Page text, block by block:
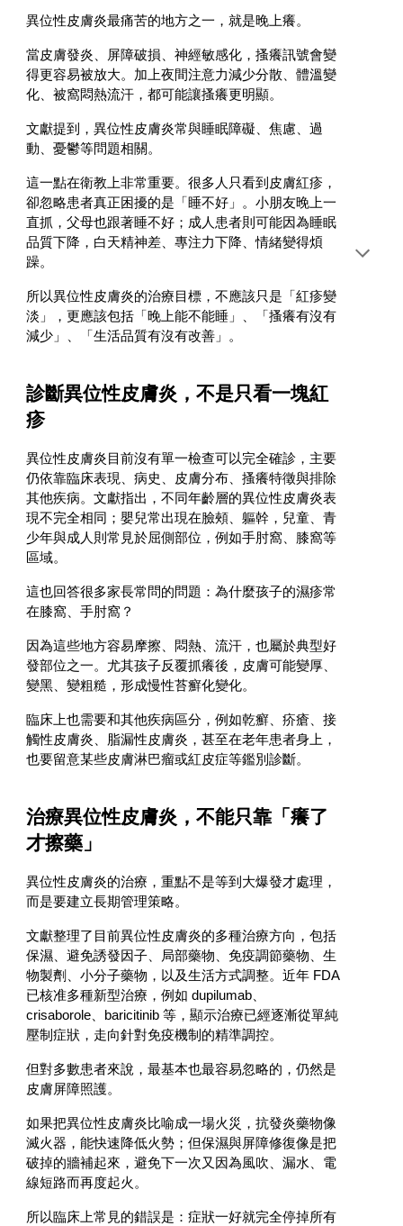
異位性皮膚炎最痛苦的地方之一，就是晚上癢。
當皮膚發炎、屏障破損、神經敏感化，搔癢訊號會變
得更容易被放大。加上夜間注意力減少分散、體溫變
化、被窩悶熱流汗，都可能讓搔癢更明顯。
文獻提到，異位性皮膚炎常與睡眠障礙、焦慮、過
動、憂鬱等問題相關。
這一點在衛教上非常重要。很多人只看到皮膚紅疹，
卻忽略患者真正困擾的是「睡不好」。小朋友晚上一
直抓，父母也跟著睡不好；成人患者則可能因為睡眠
品質下降，白天精神差、專注力下降、情緒變得煩
躁。
所以異位性皮膚炎的治療目標，不應該只是「紅疹變
淡」，更應該包括「晚上能不能睡」、「搔癢有沒有
減少」、「生活品質有沒有改善」。
診斷異位性皮膚炎，不是只看一塊紅
疹
異位性皮膚炎目前沒有單一檢查可以完全確診，主要
仍依靠臨床表現、病史、皮膚分布、搔癢特徵與排除
其他疾病。文獻指出，不同年齡層的異位性皮膚炎表
現不完全相同；嬰兒常出現在臉頰、軀幹，兒童、青
少年與成人則常見於屈側部位，例如手肘窩、膝窩等
區域。
這也回答很多家長常問的問題：為什麼孩子的濕疹常
在膝窩、手肘窩？
因為這些地方容易摩擦、悶熱、流汗，也屬於典型好
發部位之一。尤其孩子反覆抓癢後，皮膚可能變厚、
變黑、變粗糙，形成慢性苔癬化變化。
臨床上也需要和其他疾病區分，例如乾癬、疥瘡、接
觸性皮膚炎、脂漏性皮膚炎，甚至在老年患者身上，
也要留意某些皮膚淋巴瘤或紅皮症等鑑別診斷。
治療異位性皮膚炎，不能只靠「癢了
才擦藥」
異位性皮膚炎的治療，重點不是等到大爆發才處理，
而是要建立長期管理策略。
文獻整理了目前異位性皮膚炎的多種治療方向，包括
保濕、避免誘發因子、局部藥物、免疫調節藥物、生
物製劑、小分子藥物，以及生活方式調整。近年 FDA
已核准多種新型治療，例如 dupilumab、
crisaborole、baricitinib 等，顯示治療已經逐漸從單純
壓制症狀，走向針對免疫機制的精準調控。
但對多數患者來說，最基本也最容易忽略的，仍然是
皮膚屏障照護。
如果把異位性皮膚炎比喻成一場火災，抗發炎藥物像
滅火器，能快速降低火勢；但保濕與屏障修復像是把
破掉的牆補起來，避免下一次又因為風吹、漏水、電
線短路而再度起火。
所以臨床上常見的錯誤是：症狀一好就完全停掉所有